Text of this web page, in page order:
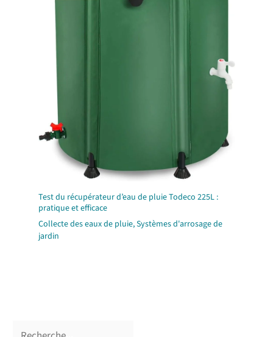
Test du récupérateur d’eau de pluie Todeco 225L :
pratique et efficace
Collecte des eaux de pluie,Systèmes d'arrosage de
jardin